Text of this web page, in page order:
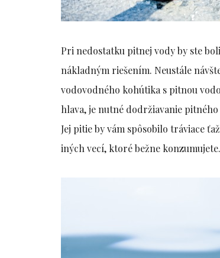
Pri nedostatku pitnej vody by ste
nákladným riešením. Neustále
vodovodného kohútika s pitnou
hlava, je nutné dodržiavanie
Jej pitie by vám spôsobilo tráviace
iných vecí, ktoré bežne